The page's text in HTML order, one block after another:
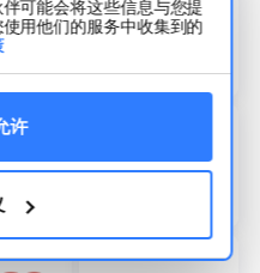
可能会将这些信息与您提
用他们的服务中收集到的
许